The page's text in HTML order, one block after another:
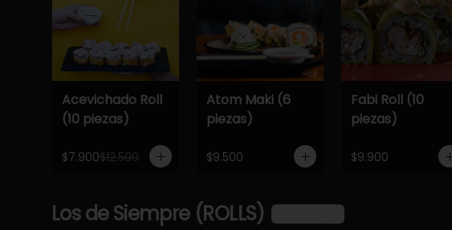
Acevichado Roll
(10 piezas)
$7.900$12.500
Atom Maki (6
piezas)
$9.500
Fabi Roll (10
piezas)
$9.900
Los de Siempre (ROLLS)